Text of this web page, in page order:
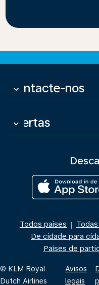
Contacte-nos
keyboard_arrow_down
Ofertas
keyboard_arrow_down
Todos países |
De cidade para
Países de
© KLM Royal
Dutch Airlines
Avisos
legais